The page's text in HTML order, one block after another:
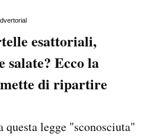
esattoriali,
salate? Ecco la
di ripartire
legge "sconosciuta"